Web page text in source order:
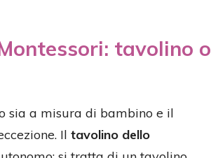
tavolino o
sia a misura di bambino e il
Il tavolino dello